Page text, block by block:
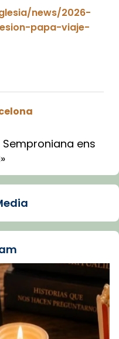
news/2026-
papa-viaje-
Semproniana ens
de Tortosa, ha
is at Catedral